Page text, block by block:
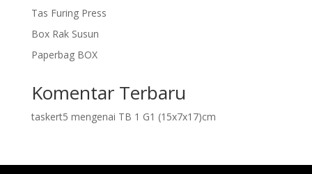
Tas Furing Press
Box Rak Susun
Paperbag BOX
Komentar Terbaru
taskert5 mengenai TB 1 G1 (15x7x17)cm